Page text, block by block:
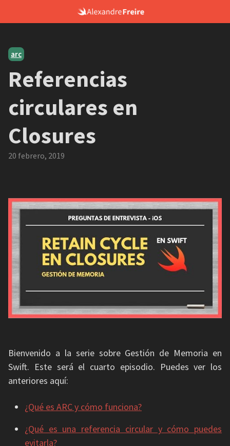
arc
Referencias
circulares en
Closures
20 febrero, 2019
Bienvenido a la serie sobre Gestión de Memoria en
Swift. Este será el cuarto episodio. Puedes ver los
anteriores aquí:
¿Qué es ARC y cómo funciona?
¿Qué es una referencia circular y cómo puedes
evitarla?